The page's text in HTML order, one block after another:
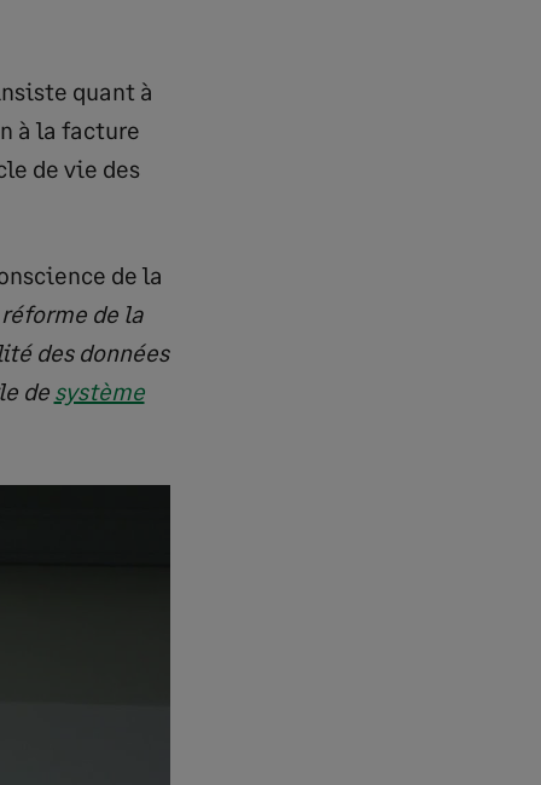
quant à
à la facture
de vie des
de la
de la
des données
de système